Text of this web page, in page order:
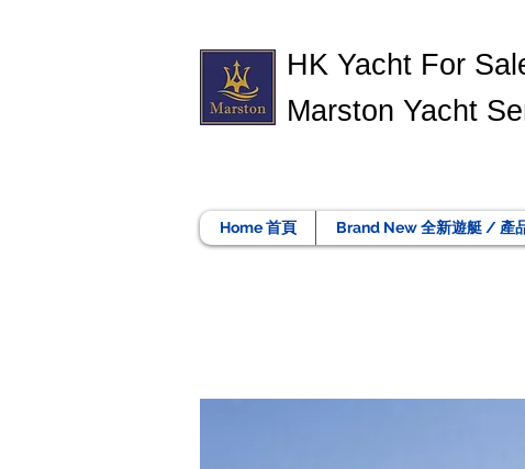
​HK Yacht For
Marston Yacht
Home 首頁 Brand New 全新遊艇 / 產